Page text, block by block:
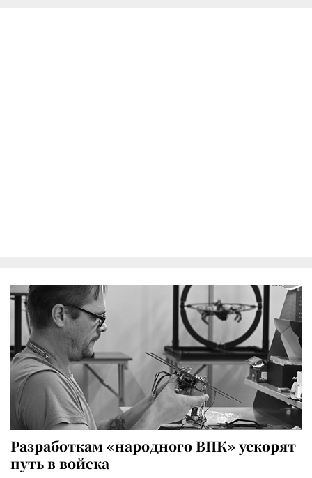
Разработкам «народного ВПК» ускорят
путь в войска